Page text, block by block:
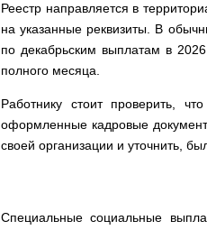
Реестр направляется в
на указанные реквизиты. В
по декабрьским выплатам в
полного месяца.
Работнику стоит проверить,
оформленные кадровые
своей организации и уточнить,
Специальные социальные